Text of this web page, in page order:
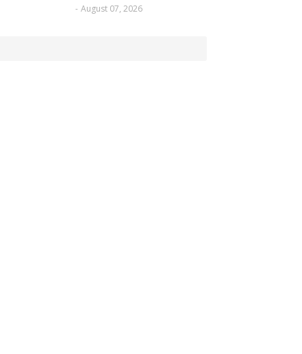
- August 07, 2026